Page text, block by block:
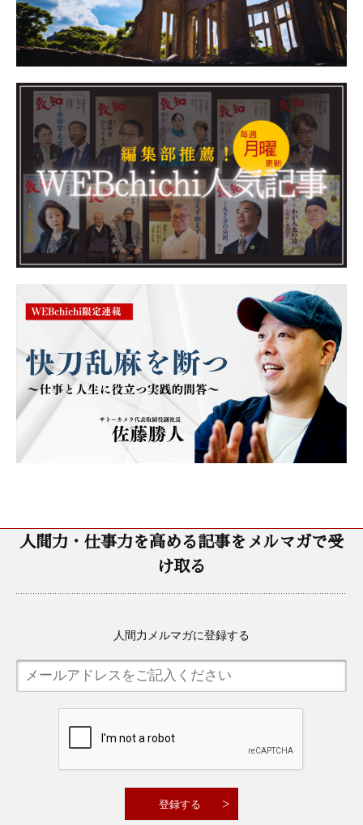
人間力・仕事力を高める記事をメルマガで受
け取る
人間力メルマガに登録する